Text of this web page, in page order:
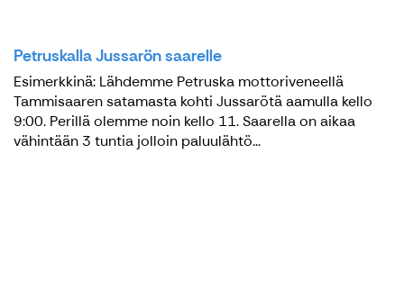
Petruskalla Jussarön saarelle
Esimerkkinä: Lähdemme Petruska mottoriveneellä
Tammisaaren satamasta kohti Jussarötä aamulla kello
9:00. Perillä olemme noin kello 11. Saarella on aikaa
vähintään 3 tuntia jolloin paluulähtö...